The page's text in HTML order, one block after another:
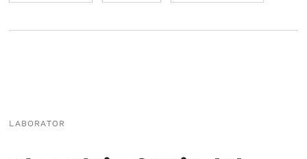
LABORATOR